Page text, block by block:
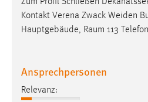
Kontakt Verena Zwack Weiden
Hauptgebäude, Raum 113 Telefon
Ansprechpersonen
Relevanz: